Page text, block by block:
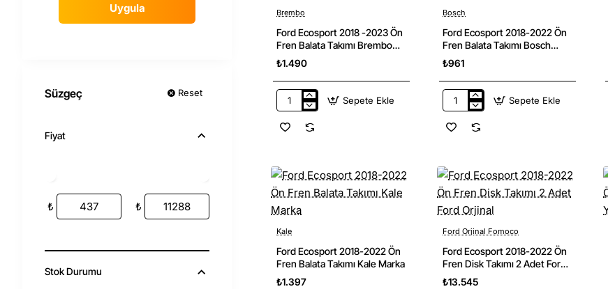
Uygula
Süzgeç Reset
Fiyat
₺ ₺
Stok Durumu
Brembo
Ford Ecosport 2018 -2023 Ön
Fren Balata Takımı Brembo
Marka
₺1.490
Ford
2018
Balata
Takımı
Brembo
Marka
Sepete Ekle
Bosch
Ford Ecosport 2018-2022 Ön
Fren Balata Takımı Bosch
Marka
₺961
Ford
2018-
Balata
Takımı
Bosch
Marka
Sepete Ekle
Kale
Ford Ecosport 2018-2022 Ön
Fren Balata Takımı Kale Marka
₺1.397
Ford Orjinal Fomoco
Ford Ecosport 2018-2022 Ön
Fren Disk Takımı 2 Adet Ford
Orjinal
₺13.545